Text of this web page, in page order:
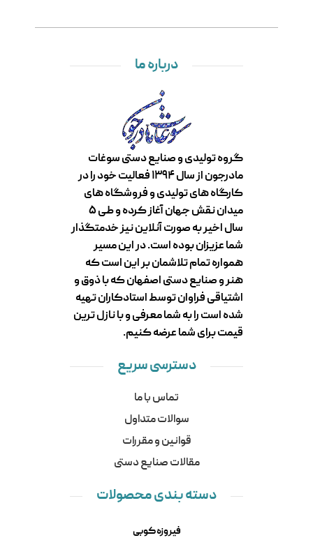
درباره ما
گروه تولیدی و صنایع دستی سوغات
مادرجون از سال ۱۳۹۴ فعالیت خود را در
کارگاه های تولیدی و فروشگاه های
میدان نقش جهان آغاز کرده و طی ۵
سال اخیر به صورت آنلاین نیز خدمتگذار
شما عزیزان بوده است. در این مسیر
همواره تمام تلاشمان بر این است که
هنر و صنایع دستی اصفهان که با ذوق و
اشتیاقی فراوان توسط استادکاران تهیه
شده است را به شما معرفی و با نازل ترین
قیمت برای شما عرضه کنیم.
دسترسی سریع
تماس با ما
سوالات متداول
قوانین و مقررات
مقالات صنایع دستی
دسته بندی محصولات
فیروزه کوبی